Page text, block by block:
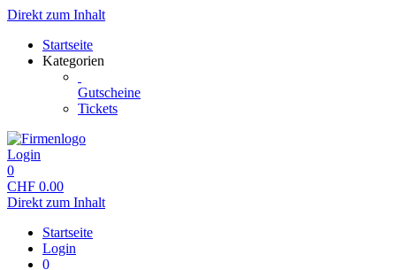
Direkt zum Inhalt
Startseite
Kategorien
Gutscheine
Tickets
Login
0
CHF 0.00
Direkt zum Inhalt
Startseite
Login
0